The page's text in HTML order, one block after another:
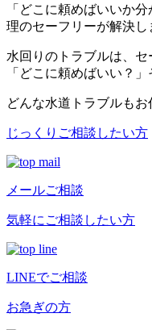
「どこに頼めばいいか
理のセーフリーが解決し
水回りのトラブルは、セ
「どこに頼めばいい？
どんな水道トラブルもお
じっくりご相談したい方
メールご相談
気軽にご相談したい方
LINEでご相談
お急ぎの方